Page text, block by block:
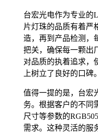
台宏光电作为专业的
片灯珠的品质有着严
造，再到产品检测，
把关，确保每一颗出
对品质的执着追求，
上树立了良好的口碑。
值得一提的是，台宏
务。根据客户的不同
尺寸等参数的
需求。这种灵活的服